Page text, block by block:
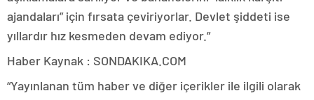
ajandaları” için fırsata çeviriyorlar. Devlet şiddeti ise
yıllardır hız kesmeden devam ediyor.”
Haber Kaynak : SONDAKIKA.COM
“Yayınlanan tüm haber ve diğer içerikler ile ilgili olarak